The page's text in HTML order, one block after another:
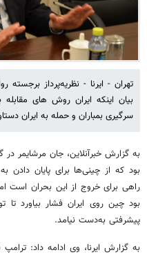
تهران - ایرنا - نظریه‌پرداز برجسته
بیان اینکه ایران روش های
سرگیری بمباران و حمله به ایران
به گزارش خبرآنلاین، جان مرشایمر
بود که از چینی‌ها برای پایان
راهی برای خروج از این بحران است
بود چین روی ایران فشار بیاورد
پیشرفتی به‌دست نیامد.
به گزارش ایرنا، وی ادامه داد: